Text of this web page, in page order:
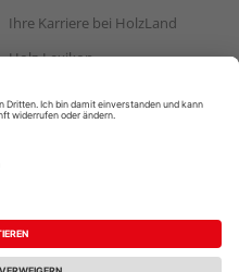
Ihre Karriere bei HolzLand
Holz-Lexikon
Nutzungsbedingungen
Vertrag widerrufen